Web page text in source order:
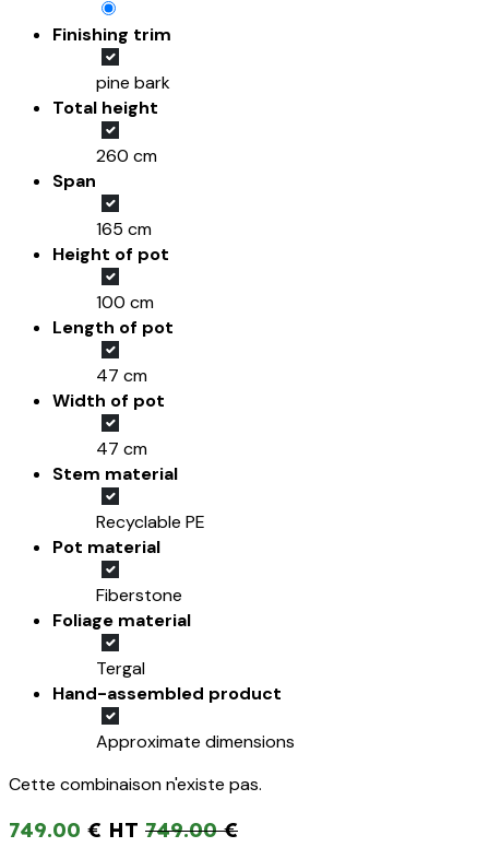
Finishing trim
pine bark
Total height
260 cm
Span
165 cm
Height of pot
100 cm
Length of pot
47 cm
Width of pot
47 cm
Stem material
Recyclable PE
Pot material
Fiberstone
Foliage material
Tergal
Hand-assembled product
Approximate dimensions
Cette combinaison n'existe pas.
749.00 € 749.00€